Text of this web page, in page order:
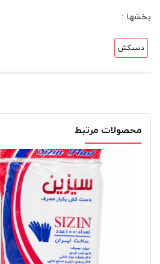
بخشها :
دستکش
محصولات مرتبط